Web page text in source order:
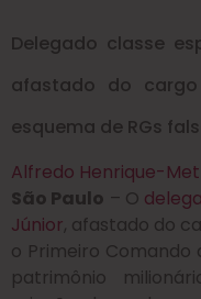
Delegado classe
afastado do
esquema de RGs
Alfredo Henrique-
São Paulo – O
Júnior, afastado do
o Primeiro Comando
patrimônio